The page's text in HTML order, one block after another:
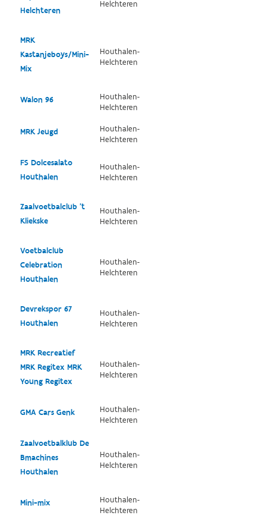
Helchteren
Helchteren
MRK
Kastanjeboys/Mini-
Mix
Houthalen-
Helchteren
Walon 96
Houthalen-
Helchteren
MRK Jeugd
Houthalen-
Helchteren
FS Dolcesalato
Houthalen
Houthalen-
Helchteren
Zaalvoetbalclub 't
Kliekske
Houthalen-
Helchteren
Voetbalclub
Celebration
Houthalen
Houthalen-
Helchteren
Devrekspor 67
Houthalen
Houthalen-
Helchteren
MRK Recreatief
MRK Regitex MRK
Young Regitex
Houthalen-
Helchteren
GMA Cars Genk
Houthalen-
Helchteren
Zaalvoetbalklub De
Bmachines
Houthalen
Houthalen-
Helchteren
Mini-mix
Houthalen-
Helchteren